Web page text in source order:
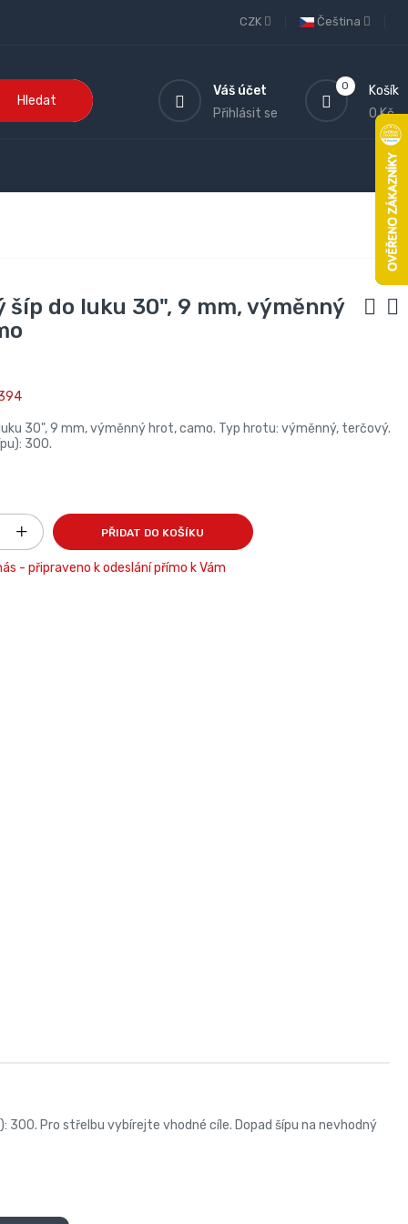
Čeština
CZK
Hledat
0
Košík
0 Kč
Váš účet
Přihlásit se
šíp do luku 30", 9 mm, výměnný
30", 9 mm, výměnný hrot, camo. Typ hrotu: výměnný, terčový.
300.
PŘIDAT DO KOŠÍKU
- připraveno k odeslání přímo k Vám
Pro střelbu vybírejte vhodné cíle. Dopad šípu na nevhodný